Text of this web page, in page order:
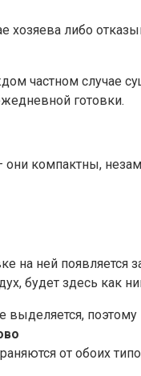
хозяева либо
частном случае
готовки.
компактны,
на ней
будет здесь как
выделяется,
от обоих